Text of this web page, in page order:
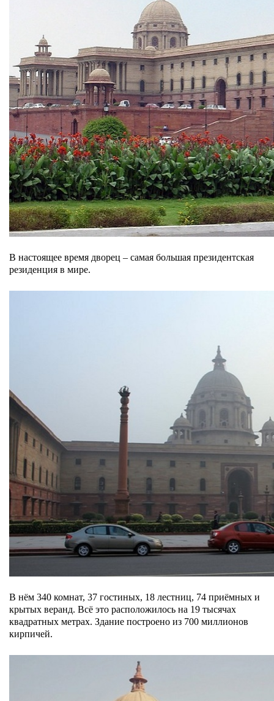
В настоящее время дворец – самая большая президентская
резиденция в мире.
В нём 340 комнат, 37 гостиных, 18 лестниц, 74 приёмных и
крытых веранд. Всё это расположилось на 19 тысячах
квадратных метрах. Здание построено из 700 миллионов
кирпичей.